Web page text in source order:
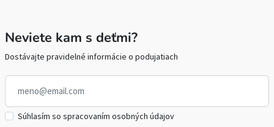
Neviete kam s deťmi?
Dostávajte pravidelné informácie o podujatiach
Súhlasím so spracovaním osobných údajov